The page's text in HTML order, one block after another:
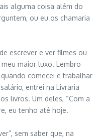
alguma coisa além do
ou eu os chamaria
escrever e ver filmes ou
maior luxo. Lembro
comecei e trabalhar
entrei na Livraria
livros. Um deles, “Com a
eu tenho até hoje.
sem saber que, na